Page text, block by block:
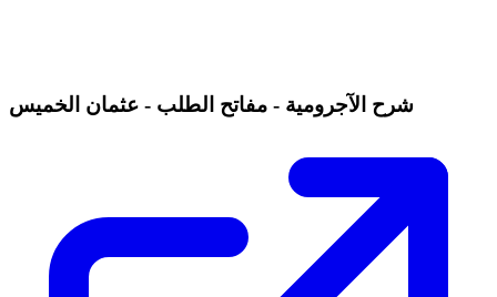
شرح الآجرومية - مفاتح الطلب - عثمان الخميس